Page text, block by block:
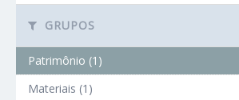
GRUPOS
Patrimônio (1)
Materiais (1)